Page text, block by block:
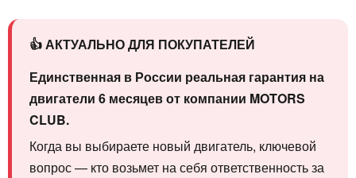
👍 АКТУАЛЬНО ДЛЯ ПОКУПАТЕЛЕЙ
Единственная в России реальная гарантия на
двигатели 6 месяцев от компании MOTORS
CLUB.
Когда вы выбираете новый двигатель, ключевой
вопрос — кто возьмет на себя ответственность за